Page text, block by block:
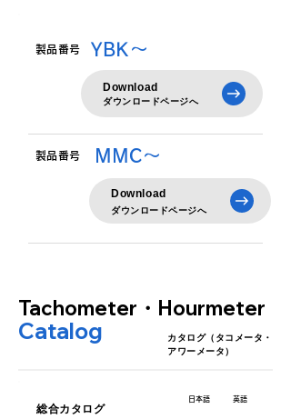
​製品番号 YBK〜
Download
​ダウンロードページへ
​製品番号 MMC〜
Download
​ダウンロードページへ
Tachometer・Hourmeter
Catalog
​カタログ（タコメータ・
アワーメータ）
総合カタログ
日本語 英語